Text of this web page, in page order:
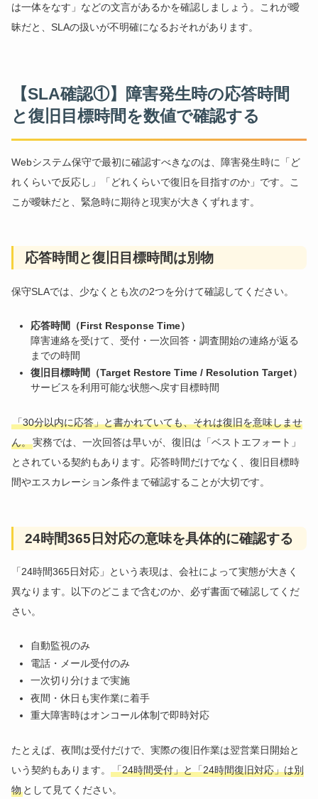
は一体をなす」などの文言があるかを確認しましょう。これが曖
昧だと、SLAの扱いが不明確になるおそれがあります。
【SLA確認①】障害発生時の応答時間
と復旧目標時間を数値で確認する
Webシステム保守で最初に確認すべきなのは、障害発生時に「ど
れくらいで反応し」「どれくらいで復旧を目指すのか」です。こ
こが曖昧だと、緊急時に期待と現実が大きくずれます。
応答時間と復旧目標時間は別物
保守SLAでは、少なくとも次の2つを分けて確認してください。
応答時間（First Response Time）
障害連絡を受けて、受付・一次回答・調査開始の連絡が返る
までの時間
復旧目標時間（Target Restore Time / Resolution Target）
サービスを利用可能な状態へ戻す目標時間
「30分以内に応答」と書かれていても、それは復旧を意味しませ
ん。実務では、一次回答は早いが、復旧は「ベストエフォート」
とされている契約もあります。応答時間だけでなく、復旧目標時
間やエスカレーション条件まで確認することが大切です。
24時間365日対応の意味を具体的に確認する
「24時間365日対応」という表現は、会社によって実態が大きく
異なります。以下のどこまで含むのか、必ず書面で確認してくだ
さい。
自動監視のみ
電話・メール受付のみ
一次切り分けまで実施
夜間・休日も実作業に着手
重大障害時はオンコール体制で即時対応
たとえば、夜間は受付だけで、実際の復旧作業は翌営業日開始と
いう契約もあります。「24時間受付」と「24時間復旧対応」は別
物 として見てください。